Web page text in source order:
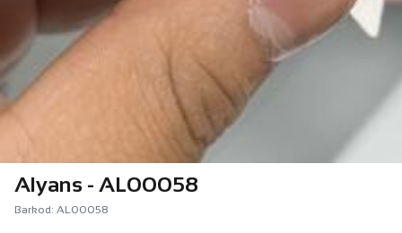
Alyans - AL00058
Barkod: AL00058